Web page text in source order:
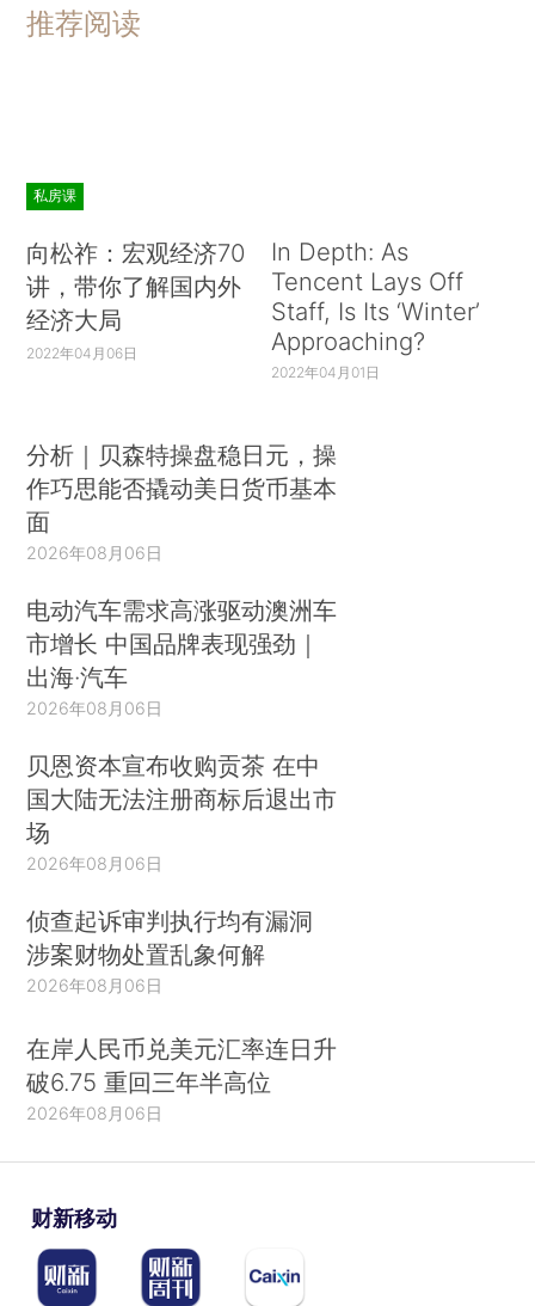
推荐阅读
私房课
向松祚：宏观经济70
讲，带你了解国内外
经济大局
2022年04月06日
In Depth: As
Tencent Lays Off
Staff, Is Its ‘Winter’
Approaching?
2022年04月01日
分析｜贝森特操盘稳日元，操
作巧思能否撬动美日货币基本
面
2026年08月06日
电动汽车需求高涨驱动澳洲车
市增长 中国品牌表现强劲｜
出海·汽车
2026年08月06日
贝恩资本宣布收购贡茶 在中
国大陆无法注册商标后退出市
场
2026年08月06日
侦查起诉审判执行均有漏洞
涉案财物处置乱象何解
2026年08月06日
在岸人民币兑美元汇率连日升
破6.75 重回三年半高位
2026年08月06日
财新移动